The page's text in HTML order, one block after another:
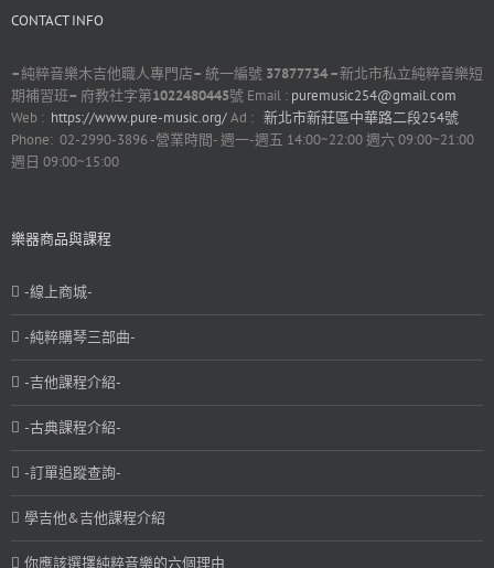
CONTACT INFO
–純粹音樂木吉他職人專門店– 統一編號 37877734 –新北市私立純粹音樂短
期補習班– 府教社字第1022480445號 Email : puremusic254@gmail.com
Web : https://www.pure-music.org/Ad : 新北市新莊區中華路二段254號
Phone: 02-2990-3896 -營業時間- 週一-週五 14:00~22:00 週六 09:00~21:00
週日 09:00~15:00
樂器商品與課程
-線上商城-
-純粹購琴三部曲-
-吉他課程介紹-
-古典課程介紹-
-訂單追蹤查詢-
學吉他&吉他課程介紹
你應該選擇純粹音樂的六個理由